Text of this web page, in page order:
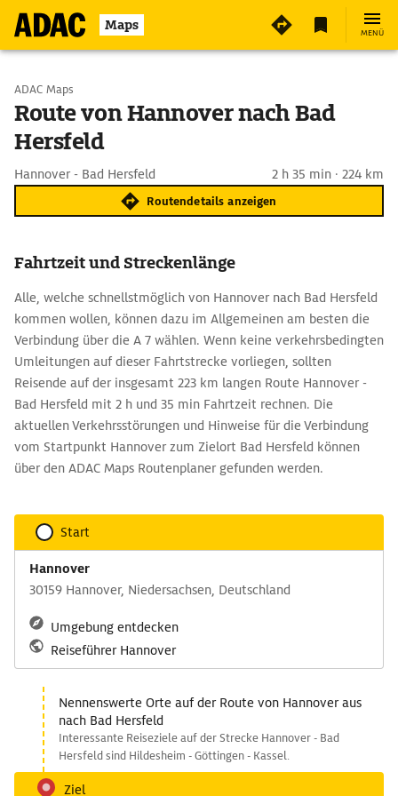
Maps MENÜ
Start wählen
Ziel eingeben
ADAC Maps
Route von Hannover nach Bad
Hersfeld
Hannover - Bad Hersfeld 2 h 35 min · 224 km
Routendetails anzeigen
Fahrtzeit und Streckenlänge
Alle, welche schnellstmöglich von Hannover nach Bad Hersfeld
kommen wollen, können dazu im Allgemeinen am besten die
Verbindung über die A 7 wählen. Wenn keine verkehrsbedingten
Umleitungen auf dieser Fahrtstrecke vorliegen, sollten
Reisende auf der insgesamt 223 km langen Route Hannover -
Bad Hersfeld mit 2 h und 35 min Fahrtzeit rechnen. Die
aktuellen Verkehrsstörungen und Hinweise für die Verbindung
vom Startpunkt Hannover zum Zielort Bad Hersfeld können
über den ADAC Maps Routenplaner gefunden werden.
Start
Hannover
30159 Hannover, Niedersachsen, Deutschland
Umgebung entdecken
Reiseführer Hannover
Nennenswerte Orte auf der Route von Hannover aus
nach Bad Hersfeld
Interessante Reiseziele auf der Strecke Hannover - Bad
Hersfeld sind Hildesheim - Göttingen - Kassel.
Ziel